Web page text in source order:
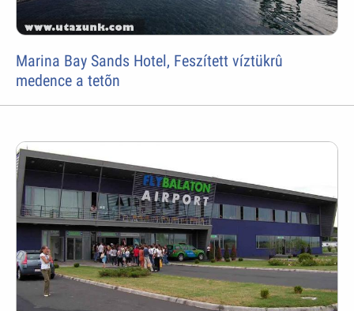
Marina Bay Sands Hotel, Feszített víztükrû
medence a tetõn